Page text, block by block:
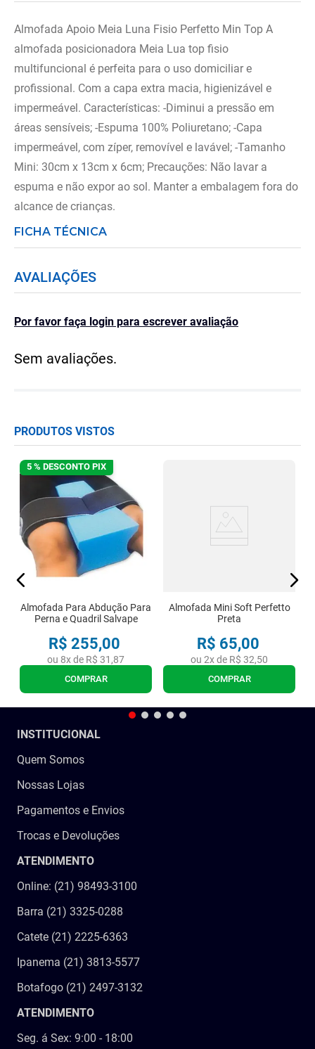
Almofada Apoio Meia Luna Fisio Perfetto Min Top A
almofada posicionadora Meia Lua top fisio
multifuncional é perfeita para o uso domiciliar e
profissional. Com a capa extra macia, higienizável e
impermeável. Características: -Diminui a pressão em
áreas sensíveis; -Espuma 100% Poliuretano; -Capa
impermeável, com zíper, removível e lavável; -Tamanho
Mini: 30cm x 13cm x 6cm; Precauções: Não lavar a
espuma e não expor ao sol. Manter a embalagem fora do
alcance de crianças.
FICHA TÉCNICA
AVALIAÇÕES
Por favor faça login para escrever avaliação
Sem avaliações.
PRODUTOS VISTOS
5 % DESCONTO PIX
Almofada Para Abdução Para
Perna e Quadril Salvape
R$ 255,00
ou 8x de R$ 31 ,87
COMPRAR
Almofada Mini Soft Perfetto
Preta
R$ 65,00
ou 2x de R$ 32,50
COMPRAR
INSTITUCIONAL
Quem Somos
Nossas Lojas
Pagamentos e Envios
Trocas e Devoluções
ATENDIMENTO
Online: (21) 98493-3100
Barra (21) 3325-0288
Catete (21) 2225-6363
Ipanema (21) 3813-5577
Botafogo (21) 2497-3132
ATENDIMENTO
Seg. á Sex: 9:00 - 18:00